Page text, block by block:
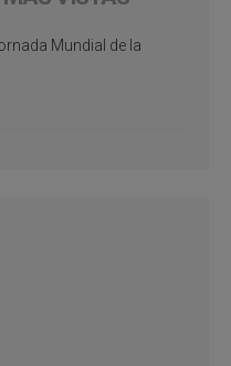
Mundial de la